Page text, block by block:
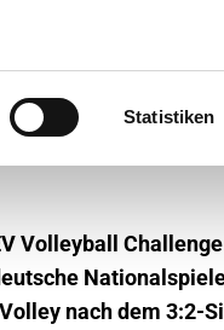
Statistiken
Cup
Volleyball
nach dem 3:2-